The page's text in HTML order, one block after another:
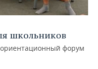
школьников
форум